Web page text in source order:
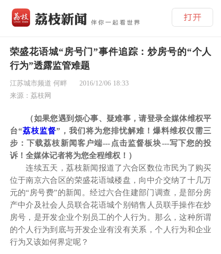
荣盛花语城“房号门”事件追踪：炒房号的“个人
行为”透露监管难题
江苏城市频道 何畔
2016/12/06 18:33
来源：荔枝网
（如果您遇到烦心事、疑难事，请登录全媒体维权平
台“荔枝监督”，我们将为您排忧解难！爆料维权仅需三
步：下载荔枝新闻客户端---点击监督板块---写下您的投
诉！全媒体记者将为您全程维权！）
连续五天，荔枝新闻报道了六合区数位市民为了购买
位于南京六合区的荣盛花语城楼盘，向中介交纳了十几万
元的“房号费”的新闻。经过六合住建部门调查，是部分房
产中介及社会人员联合花语城个别销售人员联手操作在炒
房号，是开发企业个别员工的个人行为。那么，这种所谓
的个人行为到底与开发企业有没有关系，个人行为和企业
行为又该如何界定呢？